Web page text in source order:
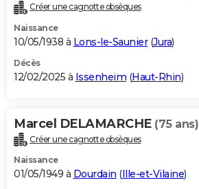
Créer une cagnotte obsèques
Naissance
10/05/1938 à Lons-le-Saunier(Jura)
Décès
12/02/2025 à Issenheim (Haut-Rhin)
Marcel DELAMARCHE (75 ans)
Créer une cagnotte obsèques
Naissance
01/05/1949 à Dourdain (Ille-et-Vilaine)